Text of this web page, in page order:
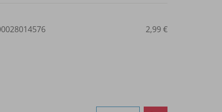
2,99 €